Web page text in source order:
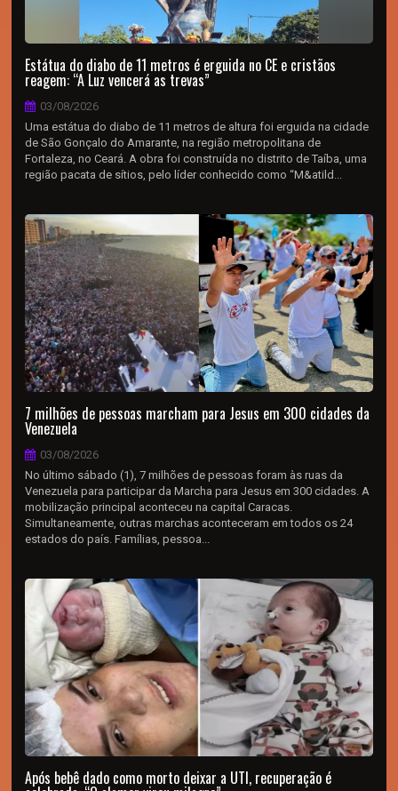
Estátua do diabo de 11 metros é erguida no CE e cristãos
reagem: “A Luz vencerá as trevas”
03/08/2026
Uma estátua do diabo de 11 metros de altura foi erguida na cidade
de São Gonçalo do Amarante, na região metropolitana de
Fortaleza, no Ceará. A obra foi construída no distrito de Taíba, uma
região pacata de sítios, pelo líder conhecido como “M&atild...
7 milhões de pessoas marcham para Jesus em 300 cidades da
Venezuela
03/08/2026
No último sábado (1), 7 milhões de pessoas foram às ruas da
Venezuela para participar da Marcha para Jesus em 300 cidades. A
mobilização principal aconteceu na capital Caracas.
Simultaneamente, outras marchas aconteceram em todos os 24
estados do país. Famílias, pessoa...
Após bebê dado como morto deixar a UTI, recuperação é